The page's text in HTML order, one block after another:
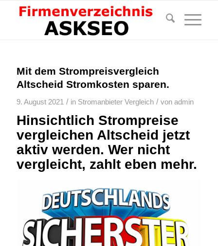
Mit dem Strompreisvergleich
Altscheid Stromkosten sparen.
9. August 2021 / in Stromanbieter Vergleich / von admin
Hinsichtlich Strompreise
vergleichen Altscheid jetzt
aktiv werden. Wer nicht
vergleicht, zahlt eben mehr.